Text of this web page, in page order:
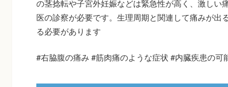
の茎捻転や子宮外妊娠などは緊急性が高く、激しい
医の診察が必要です。生理周期と関連して痛みが出
る必要があります
#右脇腹の痛み #筋肉痛のような症状 #内臓疾患の可